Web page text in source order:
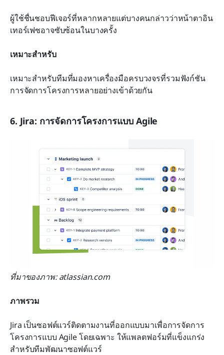
ผู้ใช้ชื่นชอบฟีเจอร์ที่หลากหลายแต่บางคนกล่าวว่าหน้าตาอิน
เทอร์เฟซอาจซับซ้อนในบางครั้ง
เหมาะสำหรับ
เหมาะสำหรับทีมที่มองหาเครื่องมือครบวงจรที่รวมฟังก์ชัน
การจัดการโครงการหลายอย่างเข้าด้วยกัน
6. Jira: การจัดการโครงการแบบ Agile
ที่มาของภาพ: atlassian.com
ภาพรวม
Jira เป็นซอฟต์แวร์ติดตามงานที่ออกแบบมาเพื่อการจัดการ
โครงการแบบ Agile โดยเฉพาะ ให้แพลตฟอร์มที่แข็งแกร่ง
สำหรับทีมพัฒนาซอฟต์แวร์